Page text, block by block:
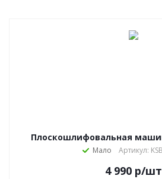
Плоскошлифовальная
Мало Артикул:
4 990 р/шт